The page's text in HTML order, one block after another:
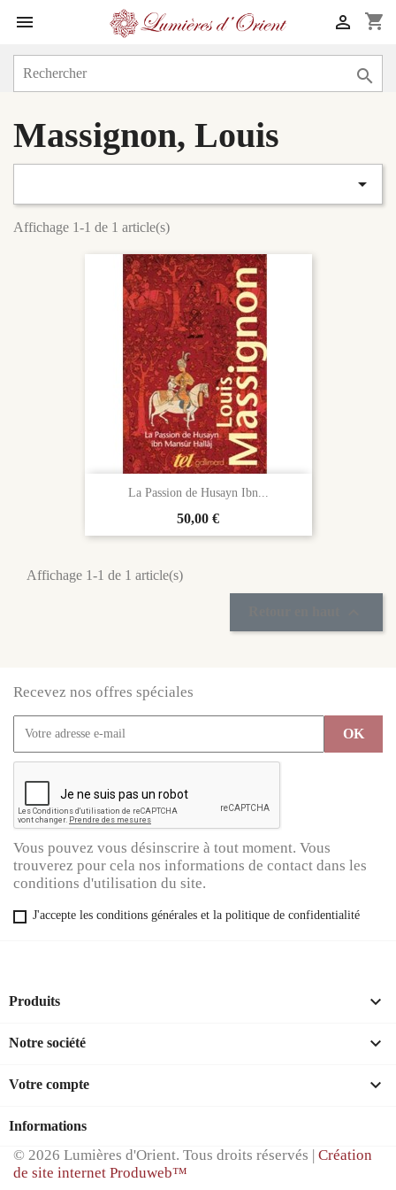
 shopping_cart


Massignon, Louis

Affichage 1-1 de 1 article(s)
La Passion de Husayn Ibn...
Prix
50,00 €
Affichage 1-1 de 1 article(s)
Recevez nos offres spéciales
Vous pouvez vous désinscrire à tout moment. Vous
trouverez pour cela nos informations de contact dans les
conditions d'utilisation du site.
J'accepte les conditions générales et la politique de confidentialité
Produits 
Notre société 
Votre compte 
Informations
© 2026 Lumières d'Orient. Tous droits réservés | Création
de site internet Produweb™